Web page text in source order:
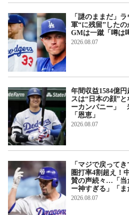
「謎のままだ」
軍“に残留”した
GMは一蹴「噂は
2026.08.07
年間収益1584億
スは“日本の顔”
ーカンパニー」
「恩恵」
2026.08.07
「マジで戻って
圏打率4割超え！
賛の声続々…「当
ー神すぎる」「ま
2026.08.07